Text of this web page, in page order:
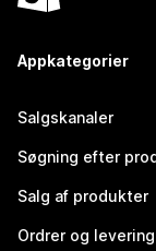
Appkategorier
Salgskanaler
Søgning efter
Salg af produkter
Ordrer og levering